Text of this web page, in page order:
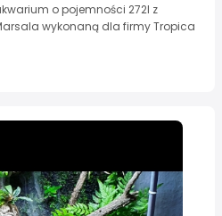
o pojemności 272l z
wykonaną dla firmy Tropica